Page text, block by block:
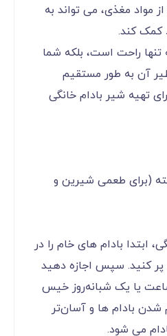
مواد مغذی، می ‌تواند به
کمک کند.
تنها راحت است، بلکه شما
آن به طور مستقیم
تهیه شیر بادام خانگی
(برای طعمی شیرین و
ابتدا بادام ‌های خام را در
پر کنید. سپس اجازه دهید
‌ها حداقل 12 ساعت یا یک شبانه‌روز خیس
شدن بادام‌ ها و آسان‌تر
می ‌شود.